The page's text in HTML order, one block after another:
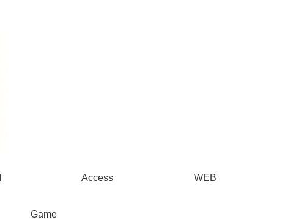
Access WEB
Game